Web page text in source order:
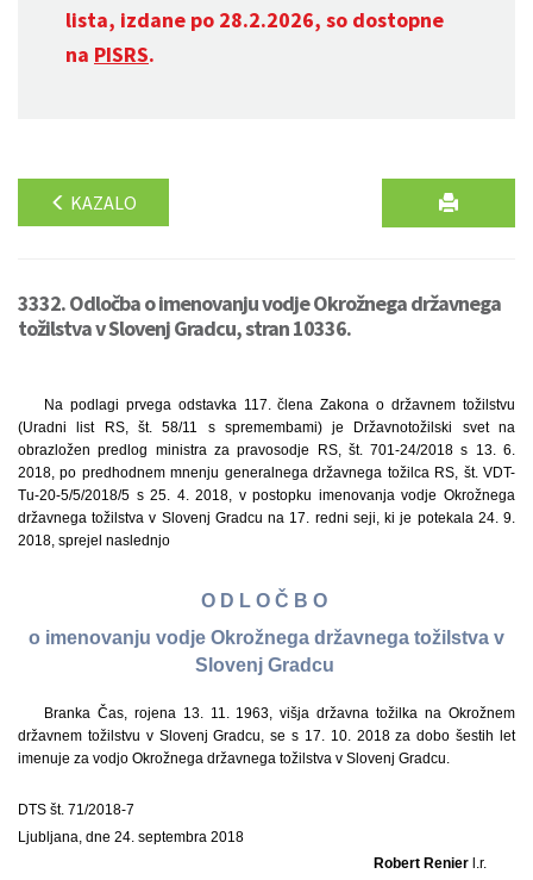
lista, izdane po 28.2.2026, so dostopne
na PISRS.
KAZALO
3332. Odločba o imenovanju vodje Okrožnega državnega
tožilstva v Slovenj Gradcu, stran 10336.
Na podlagi prvega odstavka 117. člena Zakona o državnem tožilstvu
(Uradni list RS, št. 58/11 s spremembami) je Državnotožilski svet na
obrazložen predlog ministra za pravosodje RS, št. 701-24/2018 s 13. 6.
2018, po predhodnem mnenju generalnega državnega tožilca RS, št. VDT-
Tu-20-5/5/2018/5 s 25. 4. 2018, v postopku imenovanja vodje Okrožnega
državnega tožilstva v Slovenj Gradcu na 17. redni seji, ki je potekala 24. 9.
2018, sprejel naslednjo
O D L O Č B O
o imenovanju vodje Okrožnega državnega tožilstva v
Slovenj Gradcu
Branka Čas, rojena 13. 11. 1963, višja državna tožilka na Okrožnem
državnem tožilstvu v Slovenj Gradcu, se s 17. 10. 2018 za dobo šestih let
imenuje za vodjo Okrožnega državnega tožilstva v Slovenj Gradcu.
DTS št. 71/2018-7
Ljubljana, dne 24. septembra 2018
Robert Renier l.r.